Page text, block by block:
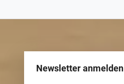
Newsletter anmelden